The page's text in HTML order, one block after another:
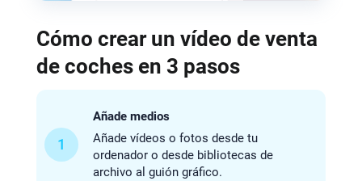
Cómo crear un vídeo de venta
de coches en 3 pasos
1
Añade medios
Añade vídeos o fotos desde tu
ordenador o desde bibliotecas de
archivo al guión gráfico.